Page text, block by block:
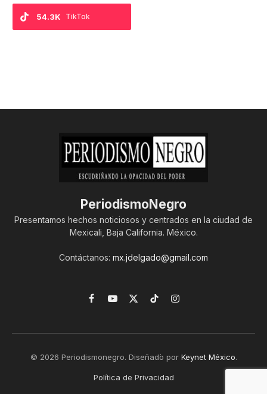
TikTok
54.3K
PeriodismoNegro
Presentamos hechos noticiosos y centrados en la ciudad de
Mexicali, Baja California. México.
Contáctanos: mx.jdelgado@gmail.com
Facebook
YouTube
X
TikTokInstagram
© 2026 Periodismonegro. Diseñado por Keynet México.
Política de Privacidad